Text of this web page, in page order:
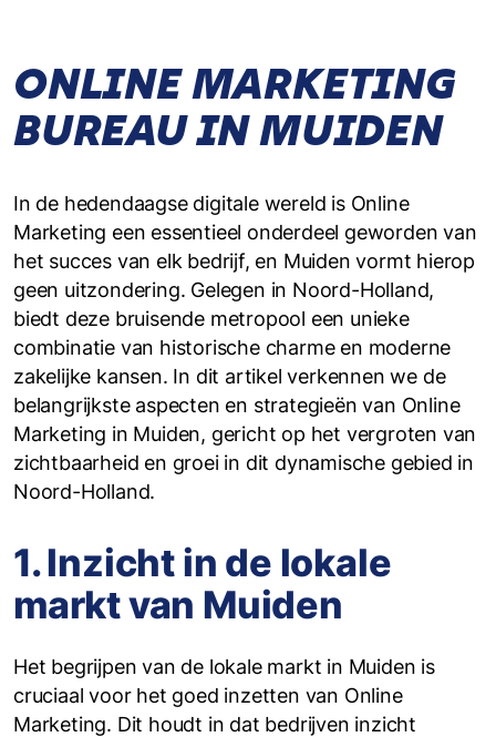
ONLINE MARKETING
BUREAU IN MUIDEN
In de hedendaagse digitale wereld is Online
Marketing een essentieel onderdeel geworden van
het succes van elk bedrijf, en Muiden vormt hierop
geen uitzondering. Gelegen in Noord-Holland,
biedt deze bruisende metropool een unieke
combinatie van historische charme en moderne
zakelijke kansen. In dit artikel verkennen we de
belangrijkste aspecten en strategieën van Online
Marketing in Muiden, gericht op het vergroten van
zichtbaarheid en groei in dit dynamische gebied in
Noord-Holland.
1. Inzicht in de lokale
markt van Muiden
Het begrijpen van de lokale markt in Muiden is
cruciaal voor het goed inzetten van Online
Marketing. Dit houdt in dat bedrijven inzicht